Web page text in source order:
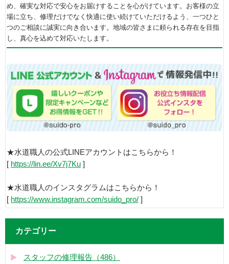
め、確実な対応で安心をお届けすることを心がけています。お客様の立
場に立ち、修理だけでなく快適に使い続けていただけるよう、一つひと
つのご相談に誠実に向き合います。地域の皆さまに頼られる存在を目指
し、真心を込めて対応いたします。
★水道職人の公式LINEアカウントはこちらから！
[ https://lin.ee/Xv7j7Ku ]
★水道職人のインスタグラムはこちらから！
[ https://www.instagram.com/suido_pro/ ]
カテゴリー
スタッフの修理報告（486）